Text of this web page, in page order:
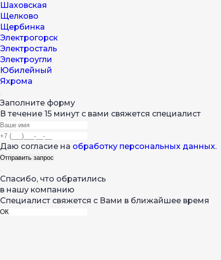
Шаховская
Щелково
Щербинка
Электрогорск
Электросталь
Электроугли
Юбилейный
Яхрома
Заполните форму
В течение 15 минут с вами свяжется специалист
Даю согласие на обработку персональных данных.
Спасибо, что обратились
в нашу компанию
Специалист свяжется с Вами в ближайшее время